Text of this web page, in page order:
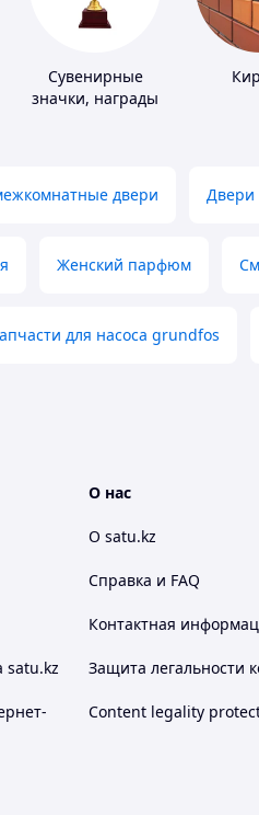
Сувенирные
значки, награды
двери Двери
Женский парфюм
для насоса grundfos
satu.kz
О нас
О satu.kz
Справка и FAQ
Контактная
Защита легальности
Content legality